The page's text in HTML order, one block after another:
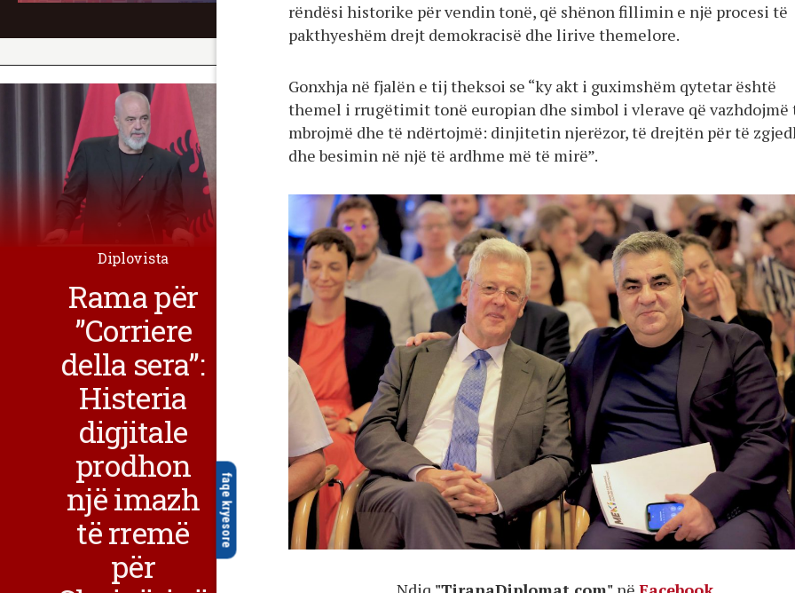
faqe kryesore
rëndësi historike për vendin tonë, që shënon fillimin e një procesi të
pakthyeshëm drejt demokracisë dhe lirive themelore.
Gonxhja në fjalën e tij theksoi se “ky akt i guximshëm qytetar është
themel i rrugëtimit tonë europian dhe simbol i vlerave që vazhdojmë
mbrojmë dhe të ndërtojmë: dinjitetin njerëzor, të drejtën për të
dhe besimin në një të ardhme më të mirë”.
Diplovista
Rama për
”Corriere
della sera”:
Histeria
digjitale
prodhon
një imazh
të rremë
për